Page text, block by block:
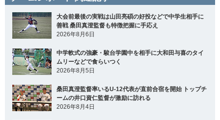
大会前最後の実戦は山田亮碩の好投などで中学生相手に
善戦 桑田真澄監督も特徴把握に手応え
2026年8月6日
中学軟式の強豪・駿台学園中を相手に大和田与喜のタイ
ムリーなどで食らいつく
2026年8月5日
桑田真澄監督率いるU-12代表が直前合宿を開始 トップチ
ームの井口資仁監督が激励に訪れる
2026年8月4日